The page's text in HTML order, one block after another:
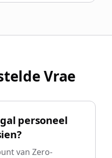
Vrae
personeel
van Zero-